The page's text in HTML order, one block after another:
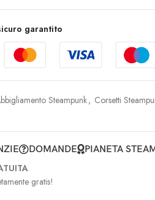
garantito
Steampunk, Corsetti
DOMANDE PIANETA
gratis!